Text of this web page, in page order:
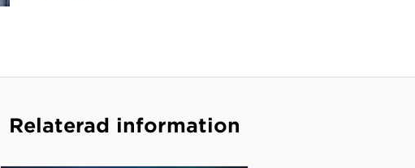
Relaterad information